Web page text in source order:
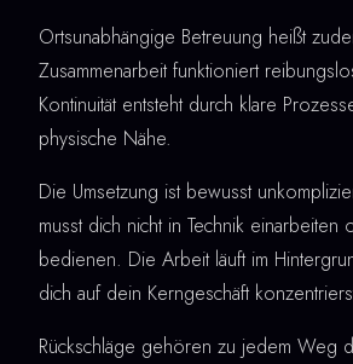
Ortsunabhängige Betreuung heißt
Zusammenarbeit funktioniert
Kontinuität entsteht durch klare
physische Nähe.
Die Umsetzung ist bewusst
musst dich nicht in Technik einarbeiten
bedienen. Die Arbeit läuft im
dich auf dein Kerngeschäft
Rückschläge gehören zu jedem Weg